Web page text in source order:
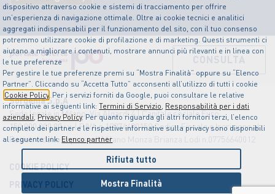
dispositivo attraverso cookie e sistemi di tracciamento per offrire
un’esperienza di navigazione ottimale. Oltre ai cookie tecnici e analitici
aggregati indispensabili per il funzionamento del sito, con il tuo consenso
potremmo utilizzare cookie di profilazione e di marketing. Questi strumenti ci
aiutano a migliorare i contenuti, mostrare annunci più rilevanti e in linea con
le tue preferenze
Per gestire le tue preferenze premi su “Mostra Finalità” oppure su “Elenco
Partner”. Cliccando su “Accetta Tutto” acconsenti all’utilizzo di tutti i cookie
Cookie Policy. Per i servizi forniti da Google, puoi consultare le relative
informative ai seguenti link:Termini di Servizio, Responsabilità per i dati
aziendali,Privacy Policy. Per quanto riguarda gli altri fornitori terzi, l’elenco
completo dei partner e le rispettive informative sulla privacy sono disponibili
al seguente link: Elenco partner
Rifiuta tutto
Mostra Finalità
Sorgenia S.p.A
Sede legale in Milano, Via Algardi 4 | Capitale sociale Euro
150.000.000,00 i.v. | P.IVA n.12874490159 Codice Fiscale e Iscrizione al
Registro delle Imprese di Milano Monza Brianza Lodi n.07756640012
COOKIE POLICY
PRIVACY POLICY